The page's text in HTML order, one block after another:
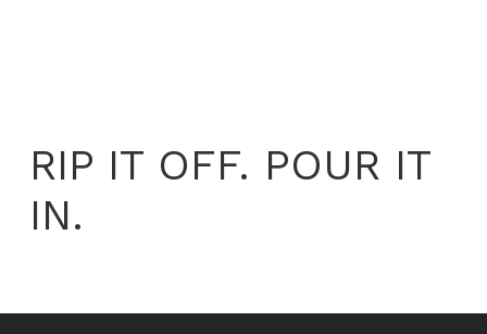
RIP IT OFF. POUR IT
IN.